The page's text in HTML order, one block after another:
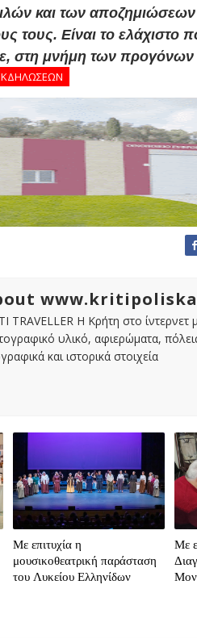
και των
τους. Είναι το ελάχιστο
στη μνήμη των προγόνων
TRAVELLER Η Κρήτη στο ίντερνετ
υλικό, αφιερώματα,
και ιστορικά στοιχεία
Με επιτυχία η
μουσικοθεατρική παράσταση
του Λυκείου Ελληνίδων
Με